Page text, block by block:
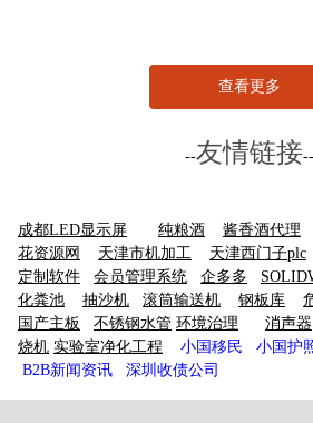
查看更多
--友情链接--
成都LED显示屏 纯粮酒 酱香酒代理
花资源网
天津市机加工 天津西门子plc
定制软件
会员管理系统 企多多
化粪池
抽沙机 滚筒输送机 钢板库
国产主板
不锈钢水管 环境治理 消声器
烧机 实验室净化工程 小国移民 小国护
B2B新闻资讯
深圳收债公司